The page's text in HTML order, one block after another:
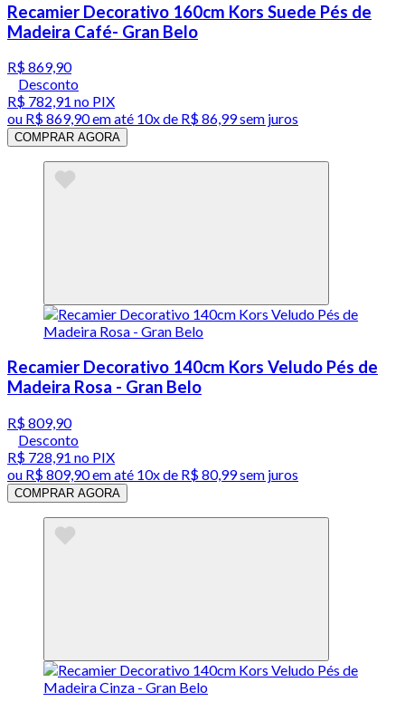
Recamier Decorativo 160cm Kors Suede Pés de
Madeira Café- Gran Belo
R$ 869,90
Desconto
R$ 782,91 no PIX
ou R$ 869,90em até 10x de R$ 86,99 sem juros
COMPRAR AGORA
Recamier Decorativo 140cm Kors Veludo Pés de
Madeira Rosa - Gran Belo
R$ 809,90
Desconto
R$ 728,91 no PIX
ou R$ 809,90em até 10x de R$ 80,99 sem juros
COMPRAR AGORA